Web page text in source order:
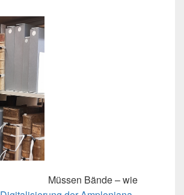
Müssen Bände – wie